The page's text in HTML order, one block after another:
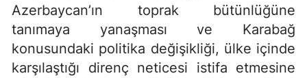
Azerbaycan’ın toprak bütünlüğüne
tanımaya yanaşması ve Karabağ
konusundaki politika değişikliği, ülke içinde
karşılaştığı direnç neticesi istifa etmesine